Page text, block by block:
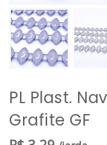
PL Plast.
Grafite GF